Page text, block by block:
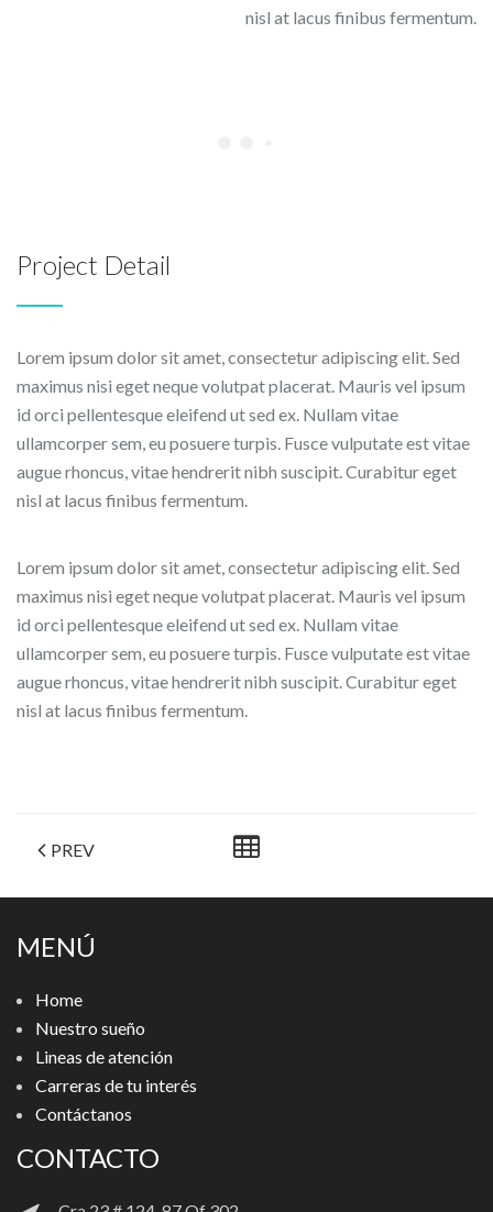
nisl at lacus finibus fermentum.
Project Detail
Lorem ipsum dolor sit amet, consectetur adipiscing elit. Sed
maximus nisi eget neque volutpat placerat. Mauris vel ipsum
id orci pellentesque eleifend ut sed ex. Nullam vitae
ullamcorper sem, eu posuere turpis. Fusce vulputate est vitae
augue rhoncus, vitae hendrerit nibh suscipit. Curabitur eget
nisl at lacus finibus fermentum.
Lorem ipsum dolor sit amet, consectetur adipiscing elit. Sed
maximus nisi eget neque volutpat placerat. Mauris vel ipsum
id orci pellentesque eleifend ut sed ex. Nullam vitae
ullamcorper sem, eu posuere turpis. Fusce vulputate est vitae
augue rhoncus, vitae hendrerit nibh suscipit. Curabitur eget
nisl at lacus finibus fermentum.
PREV
MENÚ
Home
Nuestro sueño
Lineas de atención
Carreras de tu interés
Contáctanos
CONTACTO